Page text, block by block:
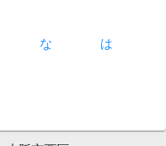
な は